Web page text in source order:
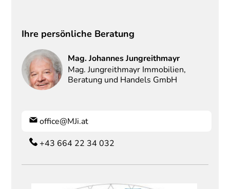
Ihre persönliche Beratung
Mag. Johannes Jungreithmayr
Mag. Jungreithmayr Immobilien,
Beratung und Handels GmbH
office@MJi.at
+43 664 22 34 032